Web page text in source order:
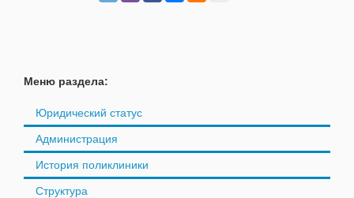
Меню раздела:
Юридический статус
Администрация
История поликлиники
Структура